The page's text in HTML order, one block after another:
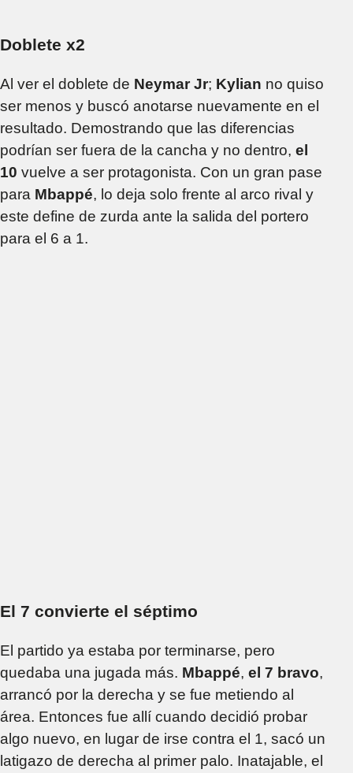
Doblete x2
Al ver el doblete de Neymar Jr; Kylian no quiso
ser menos y buscó anotarse nuevamente en el
resultado. Demostrando que las diferencias
podrían ser fuera de la cancha y no dentro, el
10 vuelve a ser protagonista. Con un gran pase
para Mbappé, lo deja solo frente al arco rival y
este define de zurda ante la salida del portero
para el 6 a 1.
El 7 convierte el séptimo
El partido ya estaba por terminarse, pero
quedaba una jugada más. Mbappé, el 7 bravo,
arrancó por la derecha y se fue metiendo al
área. Entonces fue allí cuando decidió probar
algo nuevo, en lugar de irse contra el 1, sacó un
latigazo de derecha al primer palo. Inatajable, el